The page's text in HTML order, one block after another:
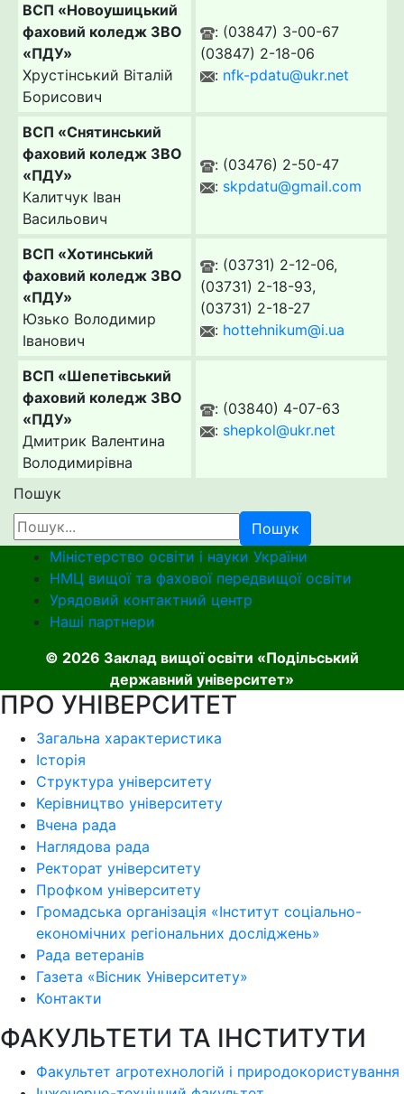
ВСП «Новоушицький
фаховий коледж ЗВО
«ПДУ»
Хрустінський Віталій
Борисович
: (03847) 3-00-67
(03847) 2-18-06
: nfk-pdatu@ukr.net
ВСП «Снятинський
фаховий коледж ЗВО
«ПДУ»
Калитчук Іван
Васильович
: (03476) 2-50-47
: skpdatu@gmail.com
ВСП «Хотинський
фаховий коледж ЗВО
«ПДУ»
Юзько Володимир
Іванович
: (03731) 2-12-06,
(03731) 2-18-93,
(03731) 2-18-27
: hottehnikum@i.ua
ВСП «Шепетівський
фаховий коледж ЗВО
«ПДУ»
Дмитрик Валентина
Володимирівна
: (03840) 4-07-63
: shepkol@ukr.net
Пошук
Пошук
Міністерство освіти і науки України
НМЦ вищої та фахової передвищої освіти
Урядовий контактний центр
Наші партнери
© 2026 Заклад вищої освіти «Подільський
державний університет»
ПРО УНІВЕРСИТЕТ
Загальна характеристика
Історія
Структура університету
Керівництво університету
Вчена рада
Наглядова рада
Ректорат університету
Профком університету
Громадська організація «Інститут соціально-
економічних регіональних досліджень»
Рада ветеранів
Газета «Вісник Університету»
Контакти
ФАКУЛЬТЕТИ ТА ІНСТИТУТИ
Факультет агротехнологій і природокористування